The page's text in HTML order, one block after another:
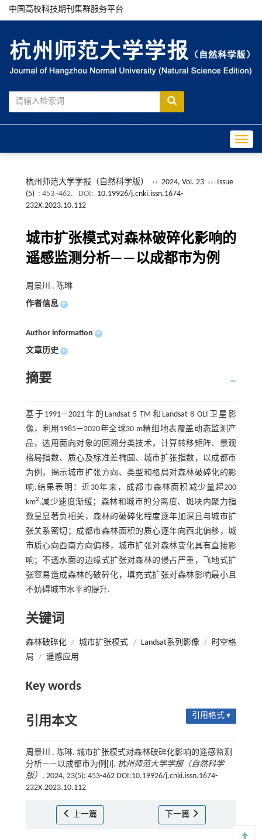
中国高校科技期刊集群服务平台
杭州师范大学学报（自然科学版） ›› 2024, Vol. 23 ›› Issue
(5) : 453 -462. DOI: 10.19926/j.cnki.issn.1674-
232X.2023.10.112
城市扩张模式对森林破碎化影响的
遥感监测分析——以成都市为例
周景川 , 陈琳
作者信息 +
Author information +
文章历史 +
摘要
基于1991—2021年的Landsat-5 TM和Landsat-8 OLI卫星影
像，利用1985—2020年全球30 m精细地表覆盖动态监测产
品，选用面向对象的回溯分类技术，计算转移矩阵、景观
格局指数、质心及标准差椭圆、城市扩张指数，以成都市
为例，揭示城市扩张方向、类型和格局对森林破碎化的影
响.结果表明：近30年来，成都市森林面积减少量超200
km2,减少速度渐缓；森林和城市的分离度、斑块内聚力指
数呈显著负相关，森林的破碎化程度逐年加深且与城市扩
张关系密切；成都市森林面积的质心逐年向西北偏移，城
市质心向西南方向偏移，城市扩张对森林变化具有直接影
响；不透水面的边缘式扩张对森林的侵占严重，飞地式扩
张容易造成森林的破碎化，填充式扩张对森林影响最小且
不妨碍城市水平的提升.
关键词
森林破碎化 / 城市扩张模式 / Landsat系列影像 /
时空格
局 / 遥感应用
Key words
引用本文 引用格式 ▾
周景川 , 陈琳. 城市扩张模式对森林破碎化影响的遥感监测
分析——以成都市为例[J]. 杭州师范大学学报（自然科学
版） , 2024, 23(5): 453-462 DOI:10.19926/j.cnki.issn.1674-
232X.2023.10.112
上一篇 下一篇